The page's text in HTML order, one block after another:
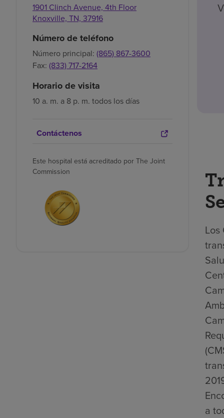
1901 Clinch Avenue, 4th Floor
Knoxville, TN, 37916
Número de teléfono
Número principal: (865) 867-3600
Fax: (833) 717-2164
Horario de visita
10 a. m. a 8 p. m. todos los días
Contáctenos
Este hospital está acreditado por The Joint
Commission
a